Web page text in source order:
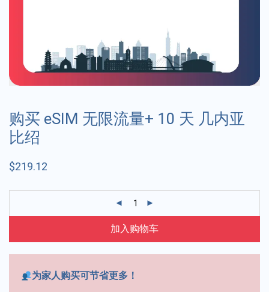
购买 eSIM 无限流量+ 10 天 几内亚
比绍
$219.12
加入购物车
为家人购买可节省更多！